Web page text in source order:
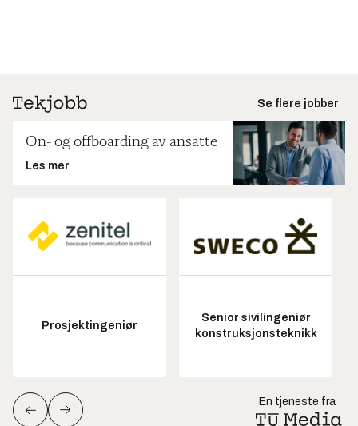
Se flere jobber
On- og offboarding av ansatte
Les mer
Prosjektingeniør
Senior sivilingeniør
konstruksjonsteknikk
En tjeneste fra